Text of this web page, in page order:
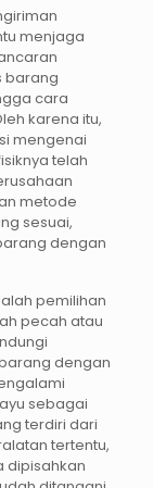
menjaga
barang
cara
karena itu,
mengenai
telah
metode
sesuai,
dengan
pemilihan
pecah atau
dengan
sebagai
terdiri dari
tertentu,
dipisahkan